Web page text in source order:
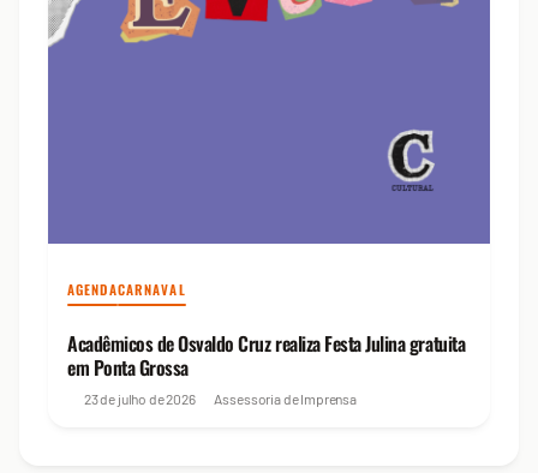
AGENDACARNAVAL
Acadêmicos de Osvaldo Cruz realiza Festa Julina gratuita
em Ponta Grossa
23 de julho de 2026 Assessoria de Imprensa